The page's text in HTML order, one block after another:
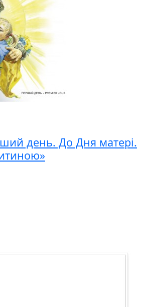
день. До Дня матері.